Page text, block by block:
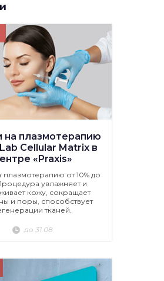
на плазмотерапию
Cellular Matrix в
«Praxis»
плазмотерапию от 10% до
увлажняет и
кожу, сокращает
и поры, способствует
тканей.
до 31.08